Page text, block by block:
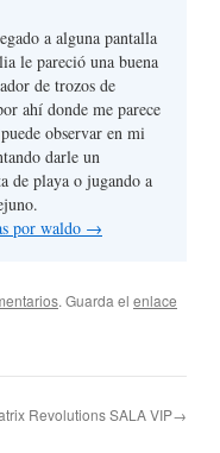
a alguna pantalla
le pareció una buena
de trozos de
ahí donde me parece
observar en mi
darle un
de playa o jugando a
por waldo →
. Guarda el enlace
Revolutions SALA VIP→